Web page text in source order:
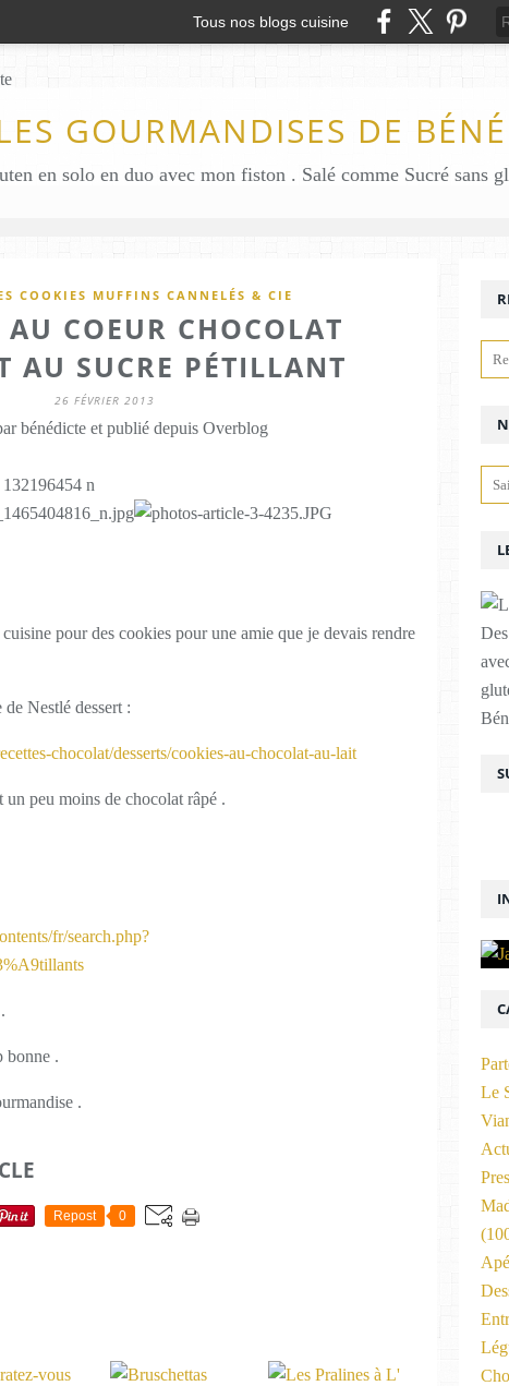
Tous nos blogs cuisine
GOURMANDISES DE
COOKIES MUFFINS CANNELÉS & CIE
AU COEUR CHOCOLAT
AU SUCRE PÉTILLANT
26 FÉVRIER 2013
bénédicte et publié depuis Overblog
pour des cookies pour une amie que je devais rendre
Nestlé dessert :
chocolat/desserts/cookies-au-chocolat-au-lait
peu moins de chocolat râpé .
fr/search.php?
bonne .
.
Repost 0
Le